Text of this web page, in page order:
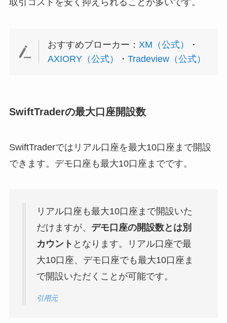
取引コストを安く抑えられることが多いです。
おすすめブローカー：XM（公式）
・
AXIORY（公式）
・Tradeview（公式）
SwiftTraderの最大口座開設数
SwiftTraderではリアル口座を最大10口座まで開設
できます。デモ口座も最大10口座までです。
リアル口座も最大10口座まで開設いた
だけますが、 デモ口座の開設数とは別
カウント となります。リアル口座で最
大10口座、デモ口座でも最大10口座ま
で開設いただくことが可能です。
引用元